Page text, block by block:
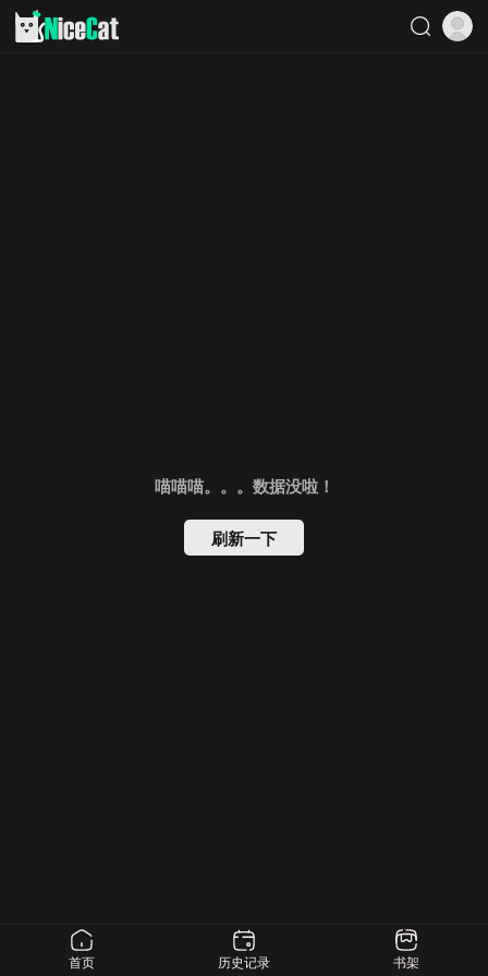
喵喵喵。。。数据没啦！
刷新一下
首页 历史记录 书架